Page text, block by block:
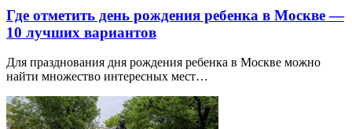
Где отметить день рождения ребенка в Москве —
10 лучших вариантов
Для празднования дня рождения ребенка в Москве можно
найти множество интересных мест…